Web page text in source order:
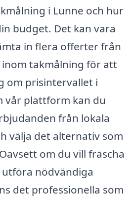
i Lunne och hur
budget. Det kan vara
in flera offerter från
inom takmålning för att
om prisintervallet i
vår plattform kan du
från lokala
välja det alternativ som
om du vill fräscha
nödvändiga
det professionella som